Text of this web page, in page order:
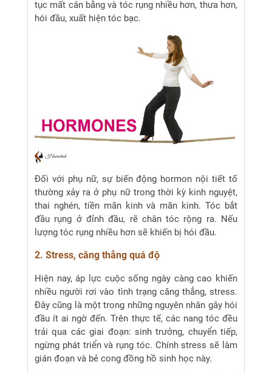
tục mất cân bằng và tóc rụng nhiều hơn, thưa hơn,
hói đầu, xuất hiện tóc bạc.
Đối với phụ nữ, sự biến động hormon nội tiết tố
thường xảy ra ở phụ nữ trong thời kỳ kinh nguyệt,
thai nghén, tiền mãn kinh và mãn kinh. Tóc bắt
đầu rụng ở đỉnh đầu, rẽ chân tóc rộng ra. Nếu
lượng tóc rụng nhiều hơn sẽ khiến bị hói đầu.
2. Stress, căng thẳng quá độ
Hiện nay, áp lực cuộc sống ngày càng cao khiến
nhiều người rơi vào tình trạng căng thẳng, stress.
Đây cũng là một trong những nguyên nhân gây hói
đầu ít ai ngờ đến. Trên thực tế, các nang tóc đều
trải qua các giai đoạn: sinh trưởng, chuyển tiếp,
ngừng phát triển và rụng tóc. Chính stress sẽ làm
gián đoạn và bẻ cong đồng hồ sinh học này.